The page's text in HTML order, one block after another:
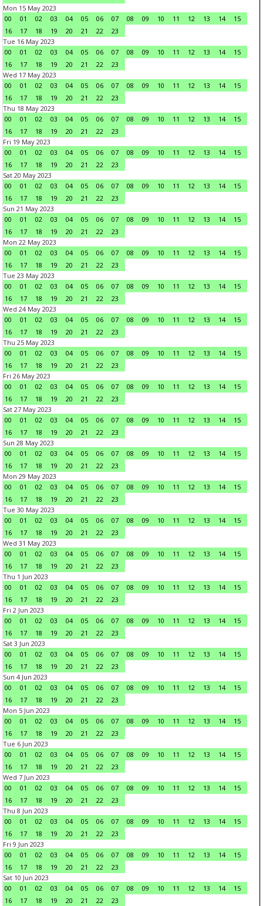
Mon 15 May 2023
00
01 02 03 04 05 06 07 08 09 10 11 12 13 14
15
16
17 18 19 20 21 22
23
Tue 16 May 2023
00
01 02 03 04 05 06 07 08 09 10 11 12 13 14
15
16
17 18 19 20 21 22
23
Wed 17 May 2023
00
01 02 03 04 05 06 07 08 09 10 11 12 13 14
15
16
17 18 19 20 21 22
23
Thu 18 May 2023
00
01 02 03 04 05 06 07 08 09 10 11 12 13 14
15
16
17 18 19 20 21 22
23
Fri 19 May 2023
00
01 02 03 04 05 06 07 08 09 10 11 12 13 14
15
16
17 18 19 20 21 22
23
Sat 20 May 2023
00
01 02 03 04 05 06 07 08 09 10 11 12 13 14
15
16
17 18 19 20 21 22
23
Sun 21 May 2023
00
01 02 03 04 05 06 07 08 09 10 11 12 13 14
15
16
17 18 19 20 21 22
23
Mon 22 May 2023
00
01 02 03 04 05 06 07 08 09 10 11 12 13 14
15
16
17 18 19 20 21 22
23
Tue 23 May 2023
00
01 02 03 04 05 06 07 08 09 10 11 12 13 14
15
16
17 18 19 20 21 22
23
Wed 24 May 2023
00
01 02 03 04 05 06 07 08 09 10 11 12 13 14
15
16
17 18 19 20 21 22
23
Thu 25 May 2023
00
01 02 03 04 05 06 07 08 09 10 11 12 13 14
15
16
17 18 19 20 21 22
23
Fri 26 May 2023
00
01 02 03 04 05 06 07 08 09 10 11 12 13 14
15
16
17 18 19 20 21 22
23
Sat 27 May 2023
00
01 02 03 04 05 06 07 08 09 10 11 12 13 14
15
16
17 18 19 20 21 22
23
Sun 28 May 2023
00
01 02 03 04 05 06 07 08 09 10 11 12 13 14
15
16
17 18 19 20 21 22
23
Mon 29 May 2023
00
01 02 03 04 05 06 07 08 09 10 11 12 13 14
15
16
17 18 19 20 21 22
23
Tue 30 May 2023
00
01 02 03 04 05 06 07 08 09 10 11 12 13 14
15
16
17 18 19 20 21 22
23
Wed 31 May 2023
00
01 02 03 04 05 06 07 08 09 10 11 12 13 14
15
16
17 18 19 20 21 22
23
Thu 1 Jun 2023
00
01 02 03 04 05 06 07 08 09 10 11 12 13 14
15
16
17 18 19 20 21 22
23
Fri 2 Jun 2023
00
01 02 03 04 05 06 07 08 09 10 11 12 13 14
15
16
17 18 19 20 21 22
23
Sat 3 Jun 2023
00
01 02 03 04 05 06 07 08 09 10 11 12 13 14
15
16
17 18 19 20 21 22
23
Sun 4 Jun 2023
00
01 02 03 04 05 06 07 08 09 10 11 12 13 14
15
16
17 18 19 20 21 22
23
Mon 5 Jun 2023
00
01 02 03 04 05 06 07 08 09 10 11 12 13 14
15
16
17 18 19 20 21 22
23
Tue 6 Jun 2023
00
01 02 03 04 05 06 07 08 09 10 11 12 13 14
15
16
17 18 19 20 21 22
23
Wed 7 Jun 2023
00
01 02 03 04 05 06 07 08 09 10 11 12 13 14
15
16
17 18 19 20 21 22
23
Thu 8 Jun 2023
00
01 02 03 04 05 06 07 08 09 10 11 12 13 14
15
16
17 18 19 20 21 22
23
Fri 9 Jun 2023
00
01 02 03 04 05 06 07 08 09 10 11 12 13 14
15
16
17 18 19 20 21 22
23
Sat 10 Jun 2023
00
01 02 03 04 05 06 07 08 09 10 11 12 13 14
15
16
17 18 19 20 21 22
23